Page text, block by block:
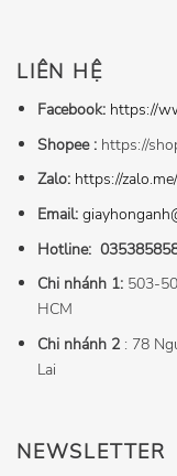
NEWSLETTER
LIÊN HỆ
Facebook: https://
Shopee : https://
Zalo: https://
Email:
Hotline:
Chi nhánh 1: 503-
HCM
Chi nhánh 2: 78
Lai